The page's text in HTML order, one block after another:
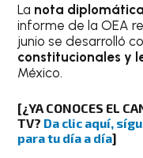
La nota diplomática
informe de la OEA
junio se desarrolló
constitucionales y
México.
[¿YA CONOCES EL
TV? Da clic aquí,
para tu día a día]